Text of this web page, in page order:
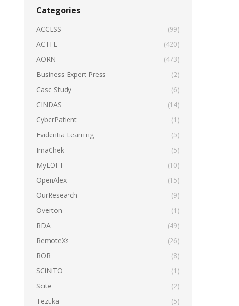
Categories
ACCESS
(99)
ACTFL
(420)
AORN
(473)
Business Expert Press
(2)
Case Study
(6)
CINDAS
(14)
CyberPatient
(1)
Evidentia Learning
(5)
ImaChek
(5)
MyLOFT
(10)
OpenAlex
(15)
OurResearch
(9)
Overton
(1)
RDA
(49)
RemoteXs
(26)
ROR
(8)
SCiNiTO
(1)
Scite
(2)
Tezuka
(5)